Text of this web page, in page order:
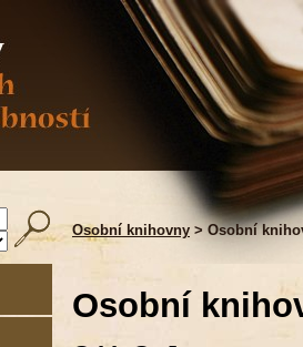
Osobní knihovny > Osobní
Osobní